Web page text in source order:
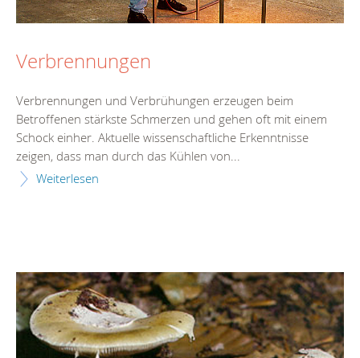
Verbrennungen
Verbrennungen und Verbrühungen erzeugen beim
Betroffenen stärkste Schmerzen und gehen oft mit einem
Schock einher. Aktuelle wissenschaftliche Erkenntnisse
zeigen, dass man durch das Kühlen von...
Weiterlesen